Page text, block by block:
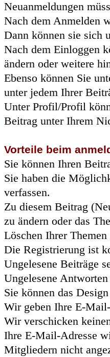
Neuanmeldungen
Nach dem Anmelden
Dann können sie sich
Nach dem Einloggen
ändern oder weitere
Ebenso können Sie
unter jedem Ihrer
Unter Profil/Profil
Beitrag unter Ihrem
Vorteile beim
Sie können Ihren
Sie haben die
verfassen.
Zu diesem Beitrag
zu ändern oder das
Löschen Ihrer
Die Registrierung ist
Ungelesene Beiträge
Ungelesene
Sie können das
Wir geben Ihre E-
Wir verschicken
Ihre E-Mail-Adresse
Mitgliedern nicht